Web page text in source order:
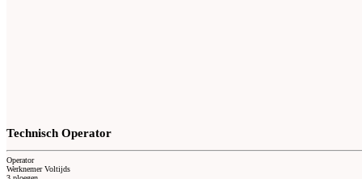
Technisch Operator
Operator
Werknemer Voltijds